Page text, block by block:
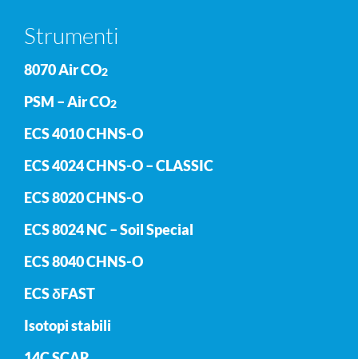
Strumenti
8070 Air CO2
PSM – Air CO2
ECS 4010 CHNS-O
ECS 4024 CHNS-O – CLASSIC
ECS 8020 CHNS-O
ECS 8024 NC – Soil Special
ECS 8040 CHNS-O
ECS δFAST
Isotopi stabili